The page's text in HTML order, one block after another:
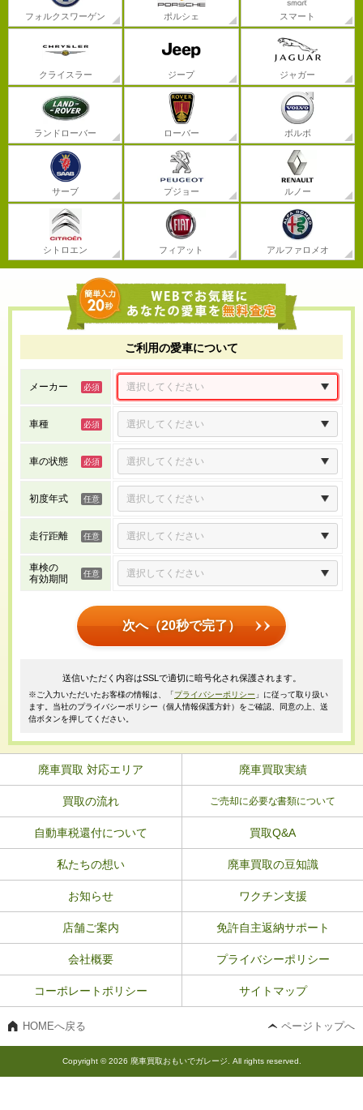
フォルクスワーゲン ポルシェ スマート
クライスラー ジープ ジャガー
ランドローバー ローバー ボルボ
サーブ プジョー ルノー
シトロエン フィアット アルファロメオ
ご利用の愛車について
メーカー
車種
車の状態
初度年式
走行距離
車検の
有効期間
次へ（20秒で完了）
送信いただく内容はSSLで適切に暗号化され保護されます。
※ご入力いただいたお客様の情報は、「プライバシーポリシー 」に従って取り扱い
ます。当社のプライバシーポリシー（個人情報保護方針）をご確認、同意の上、送
信ボタンを押してください。
廃車買取 対応エリア 廃車買取実績
買取の流れ ご売却に必要な書類について
自動車税還付について 買取Q&A
私たちの想い 廃車買取の豆知識
お知らせ ワクチン支援
店舗ご案内 免許自主返納サポート
会社概要 プライバシーポリシー
コーポレートポリシー サイトマップ
HOMEへ戻る ページトップへ
Copyright © 2026 廃車買取おもいでガレージ. All rights reserved.